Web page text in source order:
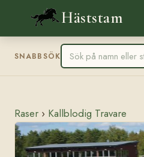
Häststam
SNABBSÖK
Raser › Kallblodig Travare